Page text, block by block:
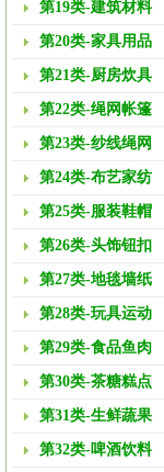
第19类-建筑材料
第20类-家具用品
第21类-厨房炊具
第22类-绳网帐篷
第23类-纱线绳网
第24类-布艺家纺
第25类-服装鞋帽
第26类-头饰钮扣
第27类-地毯墙纸
第28类-玩具运动
第29类-食品鱼肉
第30类-茶糖糕点
第31类-生鲜蔬果
第32类-啤酒饮料